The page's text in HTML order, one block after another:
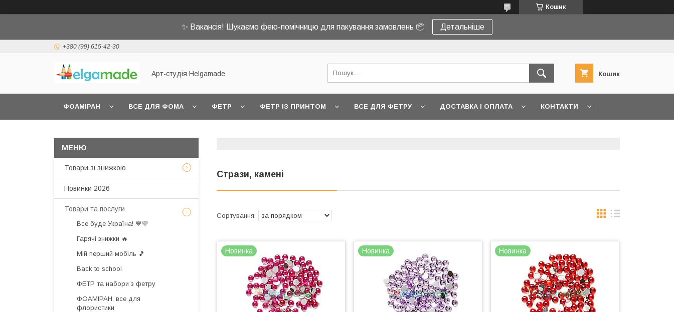
Кошик
✨ Вакансія! Шукаємо фею-помічницю для пакування замовлень 📦 Детальніше
+380 (99) 615-42-30
Арт-студія Helgamade Кошик
ФОАМІРАН ВСЕ ДЛЯ ФОМА ФЕТР ФЕТР ІЗ ПРИНТОМ ВСЕ ДЛЯ ФЕТРУ ДОСТАВКА І ОПЛАТА КОНТАКТИ
Стрази, камені
Новинка Новинка Новинка
Товари зі знижкою
Новинки 2026
Товари та послуги
Все буде Україна! 💙💛
Гарячі знижки 🔥
Мій перший мобіль 🎵
Back to school
ФЕТР та набори з фетру
ФОАМІРАН, все для
флористики